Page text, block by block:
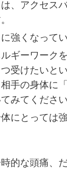
、アクセス
強くなってい
ギーワーク
受けたいと
手の身体に
みてください
にとっては
的な頭痛、